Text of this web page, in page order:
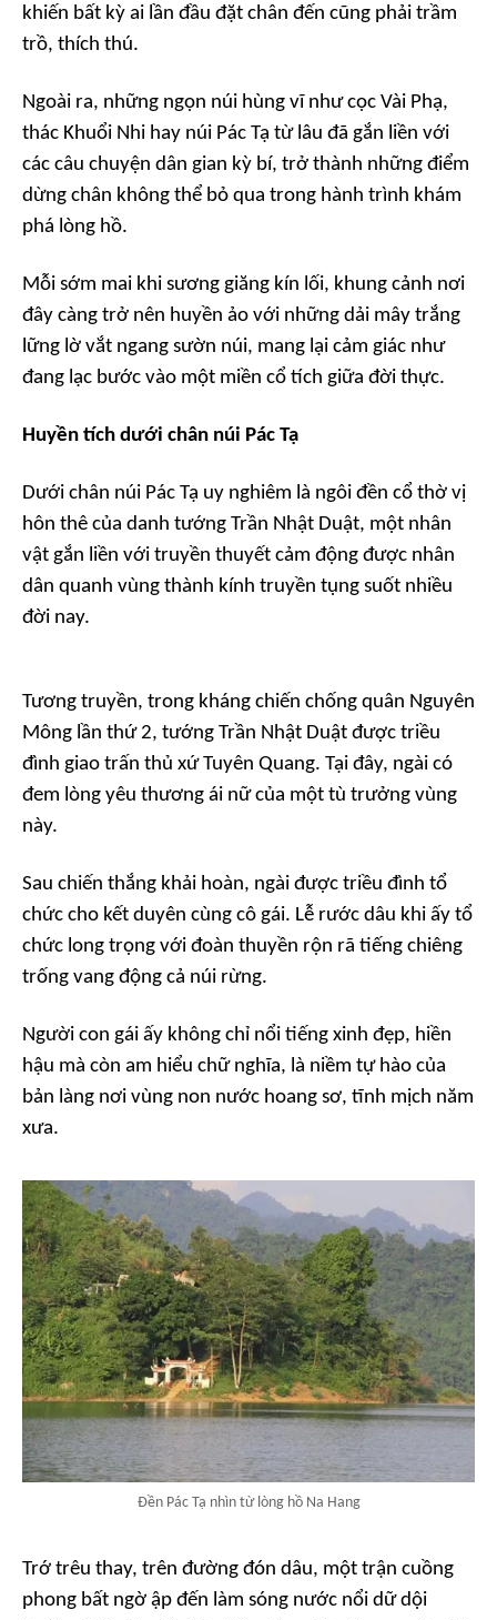
khiến bất kỳ ai lần đầu đặt chân đến cũng phải trầm
trồ, thích thú.
Ngoài ra, những ngọn núi hùng vĩ như cọc Vài Phạ,
thác Khuổi Nhi hay núi Pác Tạ từ lâu đã gắn liền với
các câu chuyện dân gian kỳ bí, trở thành những điểm
dừng chân không thể bỏ qua trong hành trình khám
phá lòng hồ.
Mỗi sớm mai khi sương giăng kín lối, khung cảnh nơi
đây càng trở nên huyền ảo với những dải mây trắng
lững lờ vắt ngang sườn núi, mang lại cảm giác như
đang lạc bước vào một miền cổ tích giữa đời thực.
Huyền tích dưới chân núi Pác Tạ
Dưới chân núi Pác Tạ uy nghiêm là ngôi đền cổ thờ vị
hôn thê của danh tướng Trần Nhật Duật, một nhân
vật gắn liền với truyền thuyết cảm động được nhân
dân quanh vùng thành kính truyền tụng suốt nhiều
đời nay.
Tương truyền, trong kháng chiến chống quân Nguyên
Mông lần thứ 2, tướng Trần Nhật Duật được triều
đình giao trấn thủ xứ Tuyên Quang. Tại đây, ngài có
đem lòng yêu thương ái nữ của một tù trưởng vùng
này.
Sau chiến thắng khải hoàn, ngài được triều đình tổ
chức cho kết duyên cùng cô gái. Lễ rước dâu khi ấy tổ
chức long trọng với đoàn thuyền rộn rã tiếng chiêng
trống vang động cả núi rừng.
Người con gái ấy không chỉ nổi tiếng xinh đẹp, hiền
hậu mà còn am hiểu chữ nghĩa, là niềm tự hào của
bản làng nơi vùng non nước hoang sơ, tĩnh mịch năm
xưa.
Đền Pác Tạ nhìn từ lòng hồ Na Hang
Trớ trêu thay, trên đường đón dâu, một trận cuồng
phong bất ngờ ập đến làm sóng nước nổi dữ dội